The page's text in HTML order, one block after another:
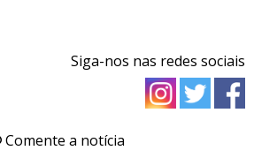
Siga-nos nas redes sociais
Comente a notícia